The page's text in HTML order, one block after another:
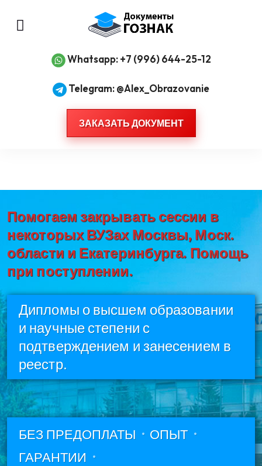
Whatsapp: +7 (996) 644-25-12
Telegram: @Alex_Obrazovanie
ЗАКАЗАТЬ ДОКУМЕНТ
Помогаем закрывать сессии в
некоторых ВУЗах Москвы, Моск.
области и Екатеринбурга. Помощь
при поступлении.
Дипломы о высшем образовании
и научные степени с
подтверждением и занесением в
реестр.
БЕЗ ПРЕДОПЛАТЫ
ОПЫТ
ГАРАНТИИ